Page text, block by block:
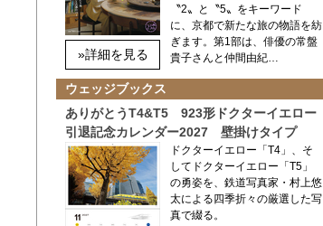
»詳細を見る
〝2〟と〝5〟をキーワード
に、京都で新たな旅の物語を紡
ぎます。第1部は、俳優の常盤
貴子さんと仲間由紀…
ウェッジブックス
ありがとうT4&T5 923形ドクターイエロー
引退記念カレンダー2027 壁掛けタイプ
ドクターイエロー「T4」、そ
してドクターイエロー「T5」
の勇姿を、鉄道写真家・村上悠
太による四季折々の厳選した写
真で綴る。